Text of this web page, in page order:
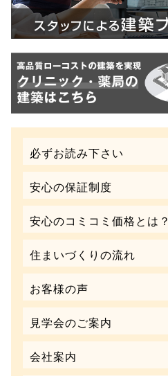
必ずお読み下さい
安心の保証制度
安心のコミコミ価格とは？
住まいづくりの流れ
お客様の声
見学会のご案内
会社案内